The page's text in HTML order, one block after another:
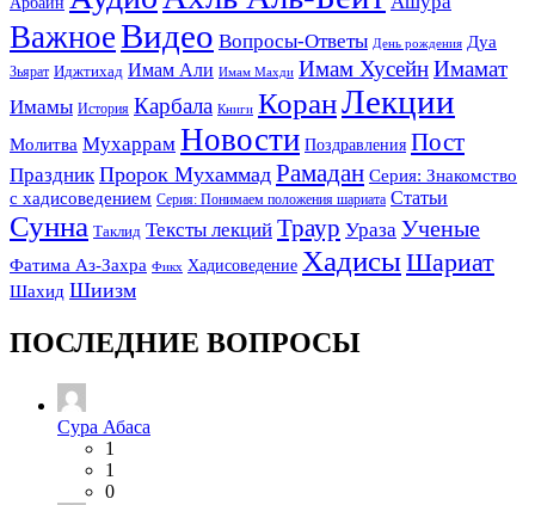
ВажноеВидео Вопросы-Ответы День рождения Дуа
Зьярат Иджтихад Имам Али Имам Махди Имам ХусейнИмамат
Имамы История Карбала Книги КоранЛекции
Молитва Мухаррам Новости Поздравления Пост
Праздник Пророк Мухаммад Рамадан Серия: Знакомство
с хадисоведением Серия: Понимаем положения шариата Статьи
Сунна Таклид Тексты лекций Траур Ураза Ученые
Фатима Аз-Захра Фикх Хадисоведение ХадисыШариат
Шахид Шиизм
ПОСЛЕДНИЕ ВОПРОСЫ
Сура Абаса
1
1
0